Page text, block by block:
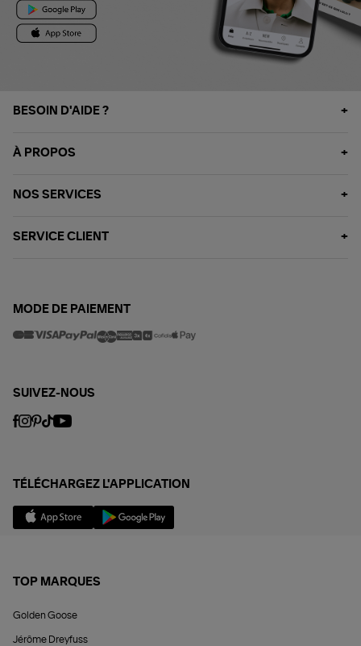
BESOIN D'AIDE ?
À PROPOS
NOS SERVICES
SERVICE CLIENT
MODE DE PAIEMENT
SUIVEZ-NOUS
TÉLÉCHARGEZ L'APPLICATION
TOP MARQUES
Golden Goose
Jérôme Dreyfuss